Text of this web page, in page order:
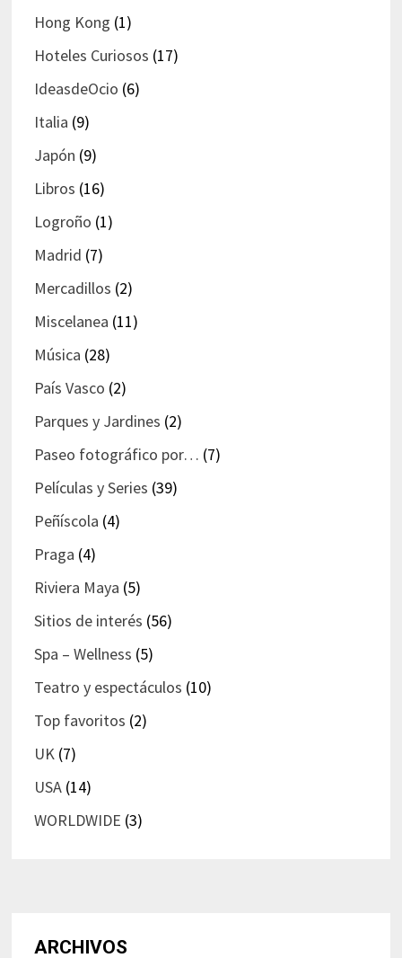
Hong Kong (1)
Hoteles Curiosos (17)
IdeasdeOcio (6)
Italia (9)
Japón (9)
Libros (16)
Logroño (1)
Madrid (7)
Mercadillos (2)
Miscelanea (11)
Música (28)
País Vasco (2)
Parques y Jardines (2)
Paseo fotográfico por… (7)
Películas y Series (39)
Peñíscola (4)
Praga (4)
Riviera Maya (5)
Sitios de interés (56)
Spa – Wellness (5)
Teatro y espectáculos (10)
Top favoritos (2)
UK(7)
USA(14)
WORLDWIDE (3)
ARCHIVOS